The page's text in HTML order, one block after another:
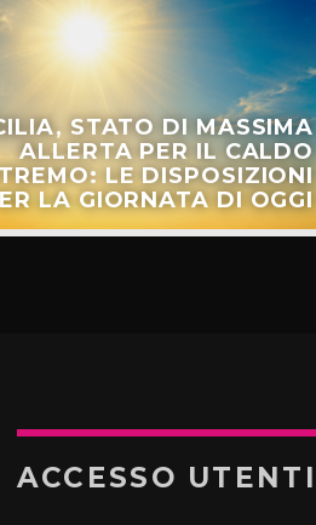
STATO DI MASSIMA
ALLERTA PER IL CALDO
LE DISPOSIZIONI
LA GIORNATA DI OGGI
ACCESSO UTENTI